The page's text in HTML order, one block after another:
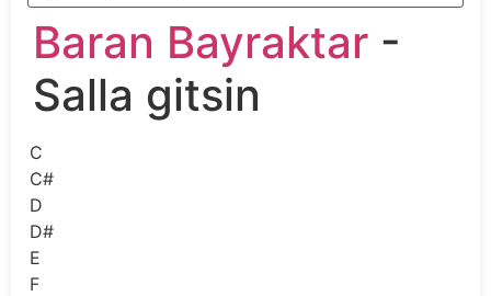
Baran Bayraktar -
Salla gitsin
C
C#
D
D#
E
F